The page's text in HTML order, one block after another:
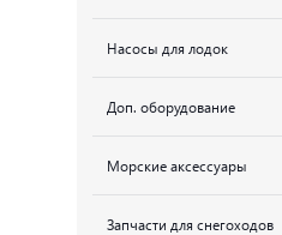
Насосы для лодок
Доп. оборудование
Морские аксессуары
Запчасти для снегоходов